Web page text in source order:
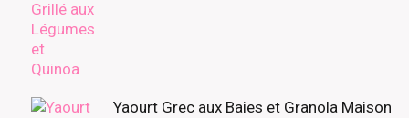
Yaourt Grec aux Baies et Granola Maison